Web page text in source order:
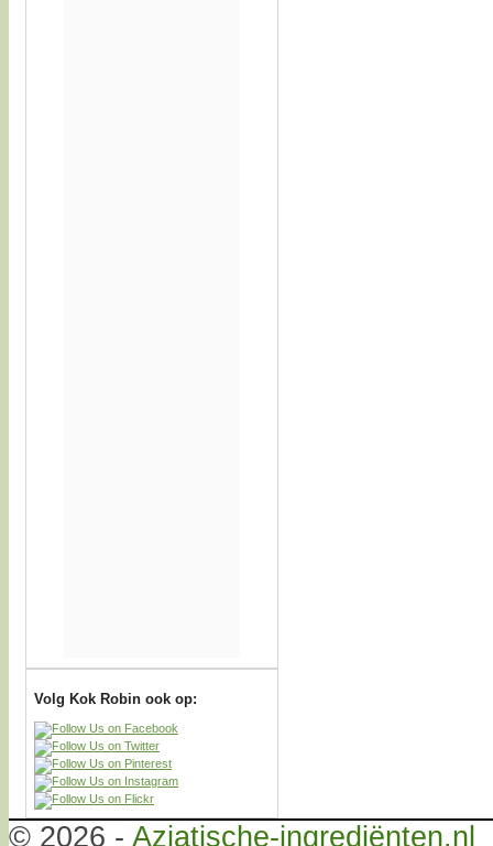
Volg Kok Robin ook op:
© 2026 - Aziatische-ingrediënten.nl